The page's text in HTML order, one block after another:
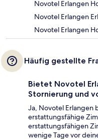
Novotel Erlangen
Novotel Erlangen
Novotel Erlangen
Häufig gestellte
Bietet Novotel
Stornierung und
Ja, Novotel Erlangen
erstattungsfähige
erstattungsfähigen
wenige Tage vor